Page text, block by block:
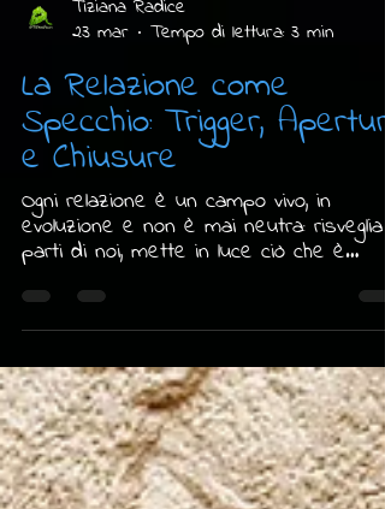
Tiziana Radice
23 mar
Tempo di lettura: 3 min
La Relazione come
Specchio: Trigger, Aperture
e Chiusure
Ogni relazione è un campo vivo, in